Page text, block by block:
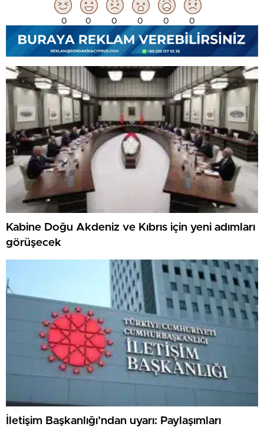
0 0 0 0 0 0
Kabine Doğu Akdeniz ve Kıbrıs için yeni adımları
görüşecek
İletişim Başkanlığı’ndan uyarı: Paylaşımları